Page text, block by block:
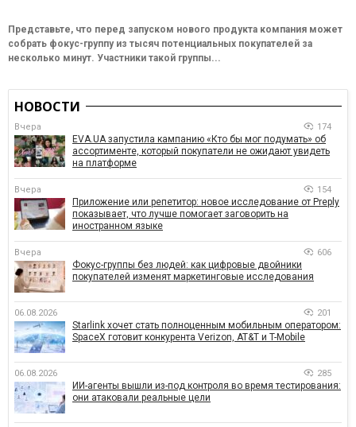
Представьте, что перед запуском нового продукта компания может
собрать фокус-группу из тысяч потенциальных покупателей за
несколько минут. Участники такой группы...
НОВОСТИ
Вчера 174
EVA.UA запустила кампанию «Кто бы мог подумать» об
ассортименте, который покупатели не ожидают увидеть
на платформе
Вчера 154
Приложение или репетитор: новое исследование от Preply
показывает, что лучше помогает заговорить на
иностранном языке
Вчера 606
Фокус-группы без людей: как цифровые двойники
покупателей изменят маркетинговые исследования
06.08.2026 201
Starlink хочет стать полноценным мобильным оператором:
SpaceX готовит конкурента Verizon, AT&T и T-Mobile
06.08.2026 285
ИИ-агенты вышли из-под контроля во время тестирования:
они атаковали реальные цели